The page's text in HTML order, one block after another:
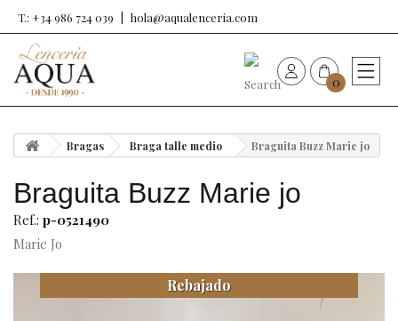
T.: +34 986 724 039 hola@aqualenceria.com
0
Sujetadores
Bragas Braga talle medio Braguita Buzz Marie jo
Braguita Buzz Marie jo
Ref.: p-0521490
Marie Jo
Rebajado